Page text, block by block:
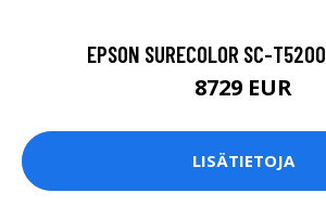
EPSON SURECOLOR SC-
8729 EUR
LISÄTIETOJA